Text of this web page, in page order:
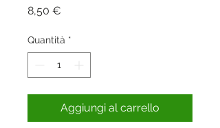
8,50 €
Quantità *
Aggiungi al carrello